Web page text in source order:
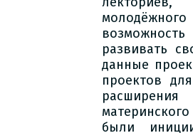
развивать
данные
проектов
расширения
были